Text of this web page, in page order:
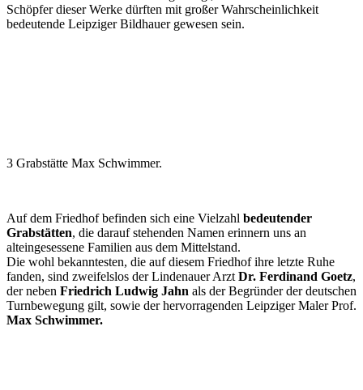
Schöpfer dieser Werke dürften mit großer Wahrscheinlichkeit
bedeutende Leipziger Bildhauer gewesen sein.
3 Grabstätte Max Schwimmer.
Auf dem Friedhof befinden sich eine Vielzahl bedeutender
Grabstätten, die darauf stehenden Namen erinnern uns an
alteingesessene Familien aus dem Mittelstand.
Die wohl bekanntesten, die auf diesem Friedhof ihre letzte Ruhe
fanden, sind zweifelslos der Lindenauer Arzt Dr. Ferdinand Goetz,
der neben Friedrich Ludwig Jahn als der Begründer der deutschen
Turnbewegung gilt, sowie der hervorragenden Leipziger Maler Prof.
Max Schwimmer.